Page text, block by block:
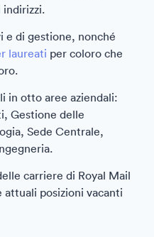
indirizzi.
e di gestione, nonché
laureati per coloro che
in otto aree aziendali:
Gestione delle
Sede Centrale,
carriere di Royal Mail
posizioni vacanti